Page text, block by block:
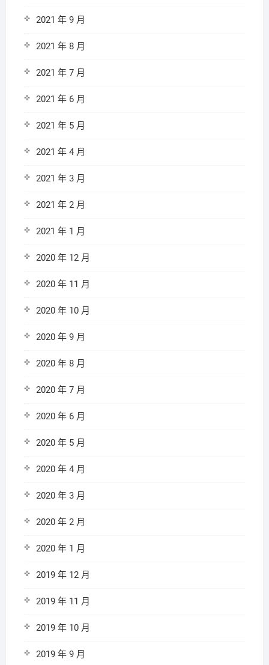
2021 年 9 月
2021 年 8 月
2021 年 7 月
2021 年 6 月
2021 年 5 月
2021 年 4 月
2021 年 3 月
2021 年 2 月
2021 年 1 月
2020 年 12 月
2020 年 11 月
2020 年 10 月
2020 年 9 月
2020 年 8 月
2020 年 7 月
2020 年 6 月
2020 年 5 月
2020 年 4 月
2020 年 3 月
2020 年 2 月
2020 年 1 月
2019 年 12 月
2019 年 11 月
2019 年 10 月
2019 年 9 月